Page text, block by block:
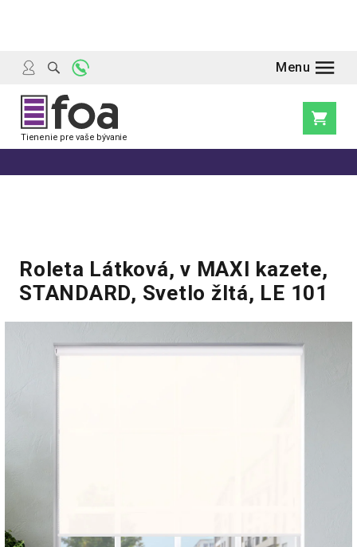
Roleta Látková, v MAXI kazete,
STANDARD, Svetlo žltá, LE 101